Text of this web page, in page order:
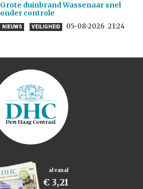
Grote duinbrand Wassenaar snel
onder controle
NIEUWS VEILIGHEID 05-08-2026 21:24
al vanaf
€ 3,21